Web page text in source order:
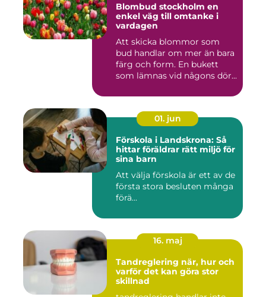
Blombud stockholm en
enkel väg till omtanke i
vardagen
Att skicka blommor som
bud handlar om mer än bara
färg och form. En bukett
som lämnas vid någons dör...
01. jun
Förskola i Landskrona: Så
hittar föräldrar rätt miljö för
sina barn
Att välja förskola är ett av de
första stora besluten många
förä...
16. maj
Tandreglering när, hur och
varför det kan göra stor
skillnad